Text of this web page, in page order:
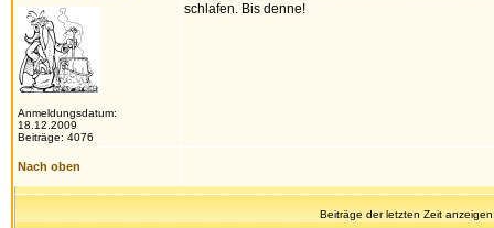
Anmeldungsdatum:
18.12.2009
Beiträge: 4076
schlafen. Bis denne!
Nach oben
Beiträge der letzten Zeit